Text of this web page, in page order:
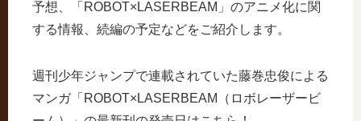
予想、「ROBOT×LASERBEAM」のアニメ化に関
する情報、続編の予定などをご紹介します。
週刊少年ジャンプで連載されていた藤巻忠俊による
マンガ「ROBOT×LASERBEAM（ロボレーザービ